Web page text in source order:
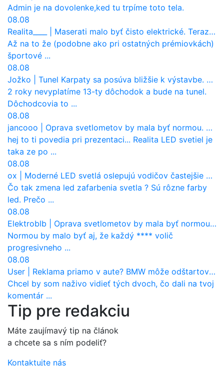
Admin je na dovolenke,ked tu trpíme toto tela.
08.08
Realita____
Maserati malo byť čisto elektrické. Teraz zisťuje, že potrebuje nový osemvalcový motor
Až na to že (podobne ako pri ostatných prémiovkách)
športové ...
08.08
Jožko
Tunel Karpaty sa posúva bližšie k výstavbe. NDS urobila dôležitý krok
2 roky nevyplatíme 13-ty dôchodok a bude na tunel.
Dôchodcovia to ...
08.08
jancooo
Oprava svetlometov by mala byť normou. Jeden nový dnes stojí priemerne 1251 eur!
hej to ti povedia pri prezentaci... Realita LED svetiel je
taka ze po ...
08.08
ox
Moderné LED svetlá oslepujú vodičov častejšie než staré halogény
Čo tak zmena led zafarbenia svetla ? Sú rôzne farby
led. Prečo ...
08.08
Elektroblb
Oprava svetlometov by mala byť normou. Jeden nový dnes stojí priemerne 1251 eur!
Normou by malo byť aj, že každý **** volič
progresivneho ...
08.08
User
Reklama priamo v aute? BMW môže odštartovať nový trend
Chcel by som naživo vidieť tých dvoch, čo dali na tvoj
komentár ...
Tip pre redakciu
Máte zaujímavý tip na článok
a chcete sa s ním podeliť?
Kontaktujte nás